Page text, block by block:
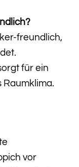
freundlich,
für ein
vor